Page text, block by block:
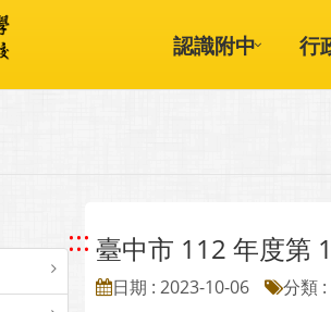
認識附中 行
::: 臺中市 112 年度第
日期 : 2023-10-06 分類 :